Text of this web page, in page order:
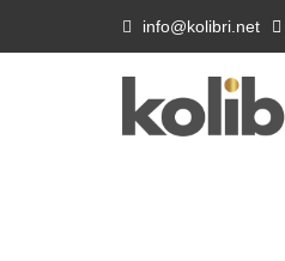
info@kolibri.net